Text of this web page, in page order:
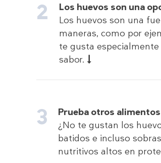
Los huevos son una
Los huevos son una
maneras, como por
te gusta
sabor.
Prueba otros
¿No te gustan los
batidos e incluso
nutritivos altos en